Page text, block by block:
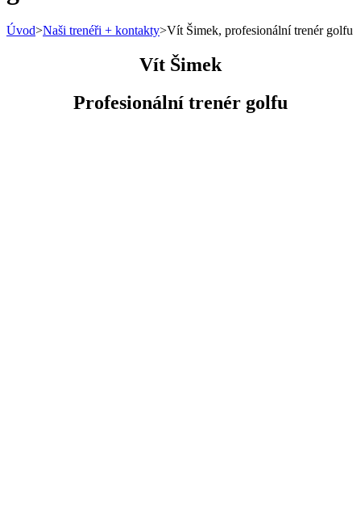
Úvod>Naši trenéři + kontakty>Vít Šimek, profesionální trenér golfu
Vít Šimek
Profesionální trenér golfu